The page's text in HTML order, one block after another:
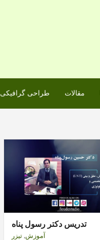
طراحی گرافیکی مقالات
تدریس دکتر رسول پناه
آموزش,تیزر